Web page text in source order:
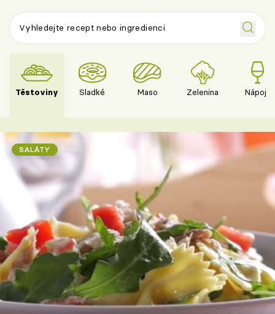
Těstoviny Sladké Maso Zelenina Nápoje
SALÁTY